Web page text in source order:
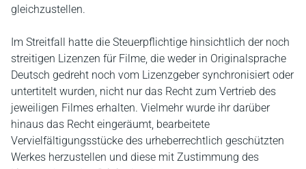
gleichzustellen.
Im Streitfall hatte die Steuerpflichtige hinsichtlich der noch
streitigen Lizenzen für Filme, die weder in Originalsprache
Deutsch gedreht noch vom Lizenzgeber synchronisiert oder
untertitelt wurden, nicht nur das Recht zum Vertrieb des
jeweiligen Filmes erhalten. Vielmehr wurde ihr darüber
hinaus das Recht eingeräumt, bearbeitete
Vervielfältigungsstücke des urheberrechtlich geschützten
Werkes herzustellen und diese mit Zustimmung des